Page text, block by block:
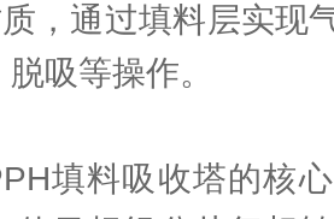
，通过填料层实现
吸等操作。
料吸收塔的核心